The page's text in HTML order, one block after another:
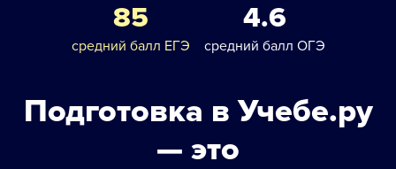
85
средний балл ЕГЭ
4.6
средний балл ОГЭ
Подготовка в Учебе.ру
— это